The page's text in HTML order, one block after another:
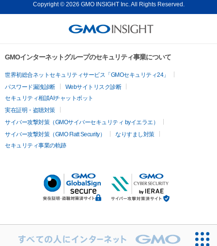
Copyright © 2026 GMO INSIGHT Inc. All Rights Reserved.
GMOインターネットグループのセキュリティ事業について
世界初総合ネットセキュリティサービス「GMOセキュリティ24」
パスワード漏洩診断
Webサイトリスク診断
セキュリティ相談AIチャットボット
実在証明・盗聴対策
サイバー攻撃対策（GMOサイバーセキュリティ byイエラエ）
サイバー攻撃対策（GMO Flatt Security）
なりすまし対策
セキュリティ事業の軌跡